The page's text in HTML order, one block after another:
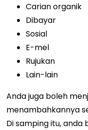
Carian organik
Dibayar
Sosial
E-mel
Rujukan
Lain-lain
Anda juga boleh
menambahkannya
Di samping itu,